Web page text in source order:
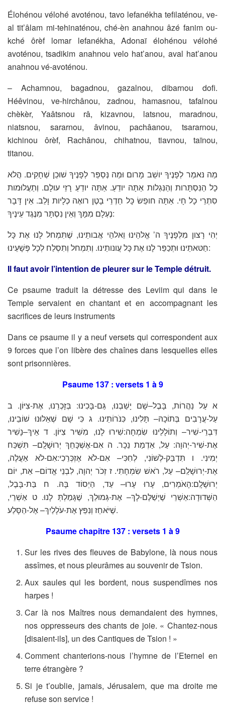
Élohénou vélohé avoténou, tavo lefanékha tefilaténou, ve-
al tit’âlam mi-tehinaténou, ché-èn anahnou âzé fanim ou-
kché ôrèf lomar lefanékha, Adonaï élohénou vélohé
avoténou, tsadikim anahnou velo hat’anou, aval hat’anou
anahnou vé-avoténou.
– Achamnou, bagadnou, gazalnou, dibarnou dofi.
Héêvinou, ve-hirchânou, zadnou, hamasnou, tafalnou
chèkèr, Yaâtsnou râ, kizavnou, latsnou, maradnou,
niatsnou, sararnou, âvinou, pachâanou, tsararnou,
kichinou ôrèf, Rachânou, chihatnou, tiavnou, taïnou,
titanou.
מַה נּאמַר לְפָנֶיךָ יושֵׁב מָרום וּמַה נְּסַפֵּר לְפָנֶיךָ שׁוכֵן שְׁחָקִים. הֲלא
כָל הַנִּסְתָּרות וְהַנִּגְלות אַתָּה יודֵעַ. אַתָּה יודֵעַ רָזֵי עולָם. וְתַעֲלוּמות
סִתְרֵי כָל חָי. אַתָּה חופֵשׂ כָּל חַדְרֵי בָטֶן רואֶה כְלָיות וָלֵב. אֵין דָּבָר
נֶעְלָם מִמָּךְ וְאֵין נִסְתָּר מִנֶּגֶד עֵינֶיךָ:
יְהִי רָצון מִלְּפָנֶיךָ ה’ אֱלהֵינוּ וֵאלהֵי אֲבותֵינוּ, שֶׁתִּמְחל לָנוּ אֶת כָּל
חַטּאתֵינוּ וּתְכַפֵּר לָנוּ אֶת כָּל עֲונותֵינוּ. וְתִמְחל וְתִסְלַח לְכָל פְּשָׁעֵינוּ:
Il faut avoir l’intention de pleurer sur le Temple détruit.
Ce psaume traduit la détresse des Leviim qui dans le
Temple servaient en chantant et en accompagnant les
sacrifices de leurs instruments
Dans ce psaume il y a neuf versets qui correspondent aux
9 forces que l’on libère des chaînes dans lesquelles elles
sont prisonnières.
Psaume 137 : versets 1 à 9
א עַל נַהֲרוֹת, בָּבֶל–שָׁם יָשַׁבְנוּ, גַּם-בָּכִינוּ: בְּזָכְרֵנוּ, אֶת-צִיּוֹן. ב
עַל-עֲרָבִים בְּתוֹכָהּ– תָּלִינוּ, כִּנֹּרוֹתֵינוּ. ג כִּי שָׁם שְׁאֵלוּנוּ שׁוֹבֵינוּ,
דִּבְרֵי-שִׁיר– וְתוֹלָלֵינוּ שִׂמְחָה:שִׁירוּ לָנוּ, מִשִּׁיר צִיּוֹן. ד אֵיךְ–נָשִׁיר
אֶת-שִׁיר-יְהוָה: עַל, אַדְמַת נֵכָר. ה אִם-אֶשְׁכָּחֵךְ יְרוּשָׁלִָם– תִּשְׁכַּח
יְמִינִי. ו תִּדְבַּק-לְשׁוֹנִי, לְחִכִּי– אִם-לֹא אֶזְכְּרֵכִי:אִם-לֹא אַעֲלֶה,
אֶת-יְרוּשָׁלִַם– עַל, רֹאשׁ שִׂמְחָתִי. ז זְכֹר יְהוָה, לִבְנֵי אֱדוֹם– אֵת, יוֹם
יְרוּשָׁלִָם:הָאֹמְרִים, עָרוּ עָרוּ– עַד, הַיְסוֹד בָּהּ. ח בַּת-בָּבֶל,
הַשְּׁדוּדָה:אַשְׁרֵי שֶׁיְשַׁלֶּם-לָךְ– אֶת-גְּמוּלֵךְ, שֶׁגָּמַלְתְּ לָנוּ. ט אַשְׁרֵי,
שֶׁיֹּאחֵז וְנִפֵּץ אֶת-עֹלָלַיִךְ– אֶל-הַסָּלַע.
Psaume chapitre 137 : versets 1 à 9
Sur les rives des fleuves de Babylone, là nous nous
assîmes, et nous pleurâmes au souvenir de Tsion.
Aux saules qui les bordent, nous suspendîmes nos
harpes !
Car là nos Maîtres nous demandaient des hymnes,
nos oppresseurs des chants de joie. « Chantez-nous
[disaient-ils], un des Cantiques de Tsion ! »
Comment chanterions-nous l’hymne de l’Eternel en
terre étrangère ?
Si je t’oublie, jamais, Jérusalem, que ma droite me
refuse son service !